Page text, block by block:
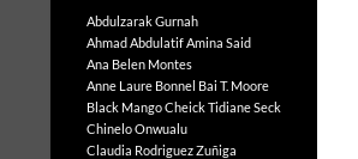
Abdulzarak Gurnah
Ahmad AbdulatifAmina Said
Ana Belen Montes
Anne Laure Bonnel Bai T. Moore
Black MangoCheick Tidiane Seck
Chinelo Onwualu
Claudia Rodriguez Zuñiga